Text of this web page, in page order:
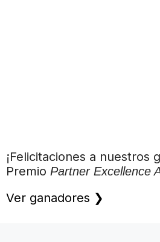
¡Felicitaciones a nuestros
Premio Partner Excellence
Ver ganadores ❯